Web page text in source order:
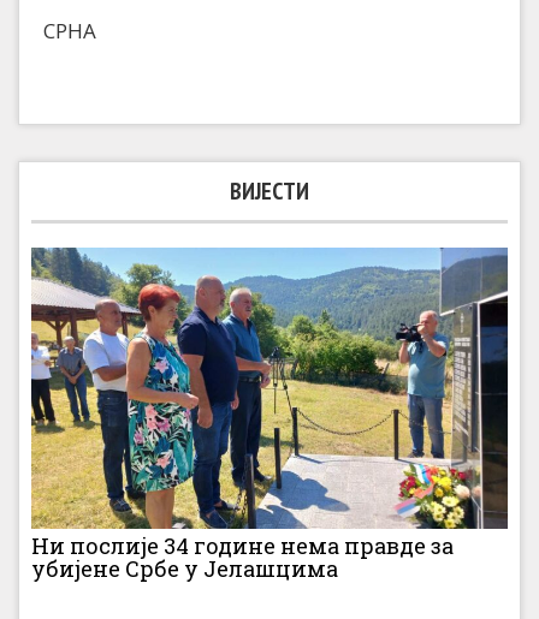
СРНА
ВИЈЕСТИ
Ни послије 34 године нема правде за
убијене Србе у Јелашцима